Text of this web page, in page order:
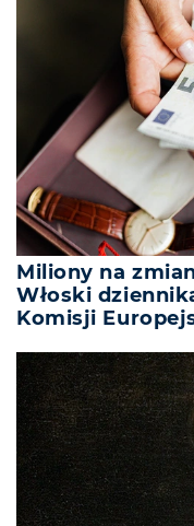
Miliony na
Włoski
Komisji